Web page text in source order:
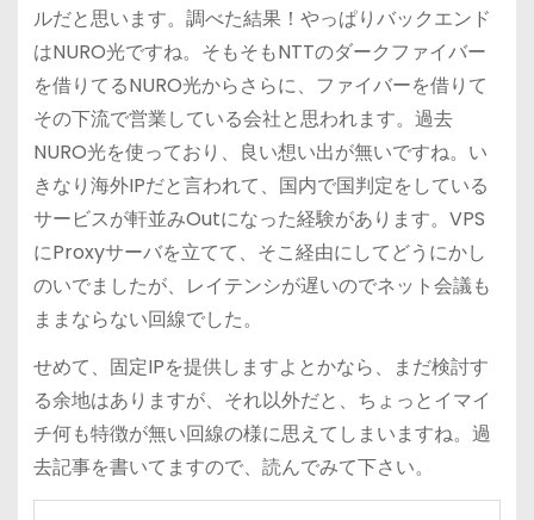
ルだと思います。調べた結果！やっぱりバックエンド
はNURO光ですね。そもそもNTTのダークファイバー
を借りてるNURO光からさらに、ファイバーを借りて
その下流で営業している会社と思われます。過去
NURO光を使っており、良い想い出が無いですね。い
きなり海外IPだと言われて、国内で国判定をしている
サービスが軒並みOutになった経験があります。VPS
にProxyサーバを立てて、そこ経由にしてどうにかし
のいでましたが、レイテンシが遅いのでネット会議も
ままならない回線でした。
せめて、固定IPを提供しますよとかなら、まだ検討す
る余地はありますが、それ以外だと、ちょっとイマイ
チ何も特徴が無い回線の様に思えてしまいますね。過
去記事を書いてますので、読んでみて下さい。